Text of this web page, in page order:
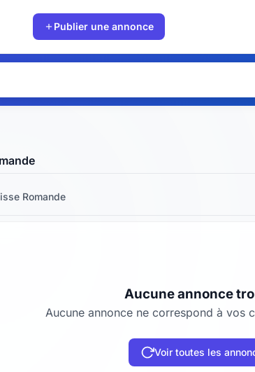
Publier une annonce
Romande
Aucune annonce
Aucune annonce ne correspond à vos
Voir toutes les